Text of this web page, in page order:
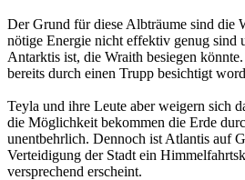
Der Grund für diese Albträume sind die
nötige Energie nicht effektiv genug sind
Antarktis ist, die Wraith besiegen
bereits durch einen Trupp besichtigt
Teyla und ihre Leute aber weigern sich
die Möglichkeit bekommen die Erde
unentbehrlich. Dennoch ist Atlantis auf
Verteidigung der Stadt ein
versprechend erscheint.